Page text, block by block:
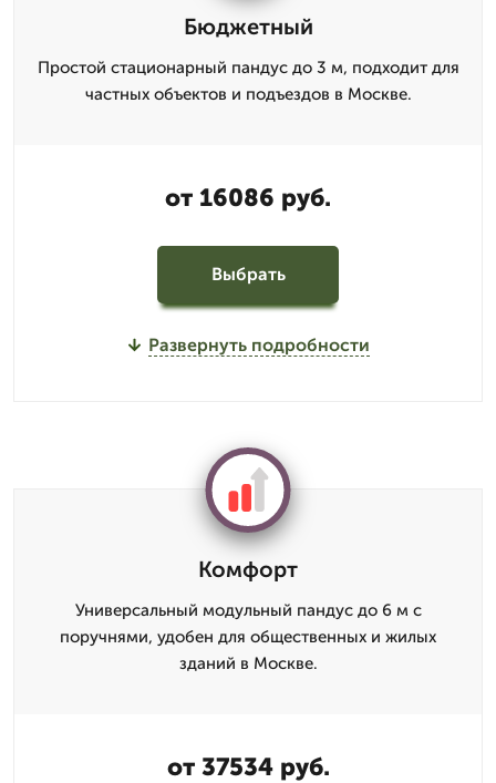
Бюджетный
Простой стационарный пандус до 3 м, подходит для
частных объектов и подъездов в Москве.
от 16086 руб.
Выбрать
Развернуть подробности
Комфорт
Универсальный модульный пандус до 6 м с
поручнями, удобен для общественных и жилых
зданий в Москве.
от 37534 руб.